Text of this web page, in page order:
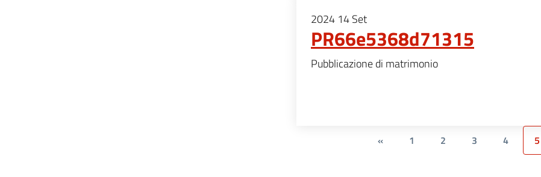
2024 14Set
PR66e5368d71315
Pubblicazione di matrimonio
« 1 2 3 4 5